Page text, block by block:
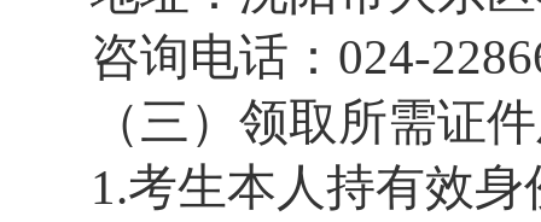
咨询电话：024-
（三）领取所需证
1.考生本人持有效